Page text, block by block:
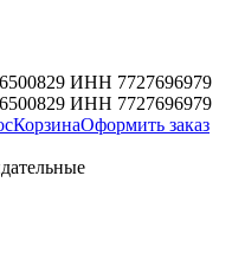
ИНН 7727696979
ИНН 7727696979
КорзинаОформить заказ